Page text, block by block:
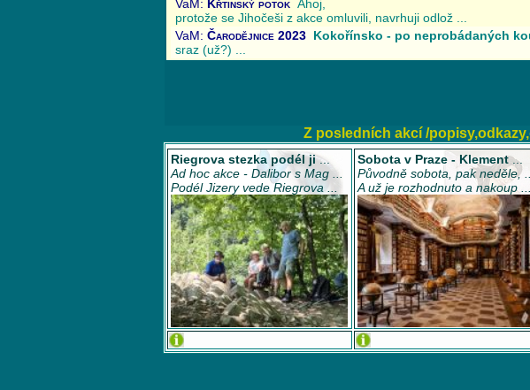
Z posledních akcí /
Riegrova stezka podél ji...
Ad hoc akce - Dalibor s Mag ...
Podél Jizery vede Riegrova ...
Sobota v Praze - Klement...
Původně sobota, pak neděle, ...
A už je rozhodnuto a nakoup ...